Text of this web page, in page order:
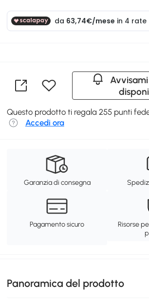
Questo prodotto ti regala 255 punti
Accedi ora
Garanzia di consegna
Pagamento sicuro
Risorse
Panoramica del prodotto